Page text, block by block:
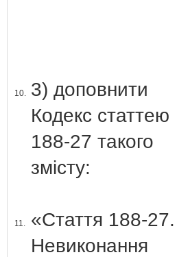
10. 3) доповнити
Кодекс статтею
188-27 такого
змісту:
11.
«Стаття 188-27.
Невиконання